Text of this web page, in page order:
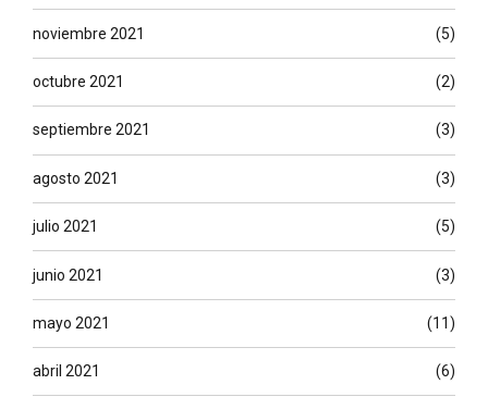
noviembre 2021 (5)
octubre 2021 (2)
septiembre 2021 (3)
agosto 2021 (3)
julio 2021 (5)
junio 2021 (3)
mayo 2021 (11)
abril 2021 (6)